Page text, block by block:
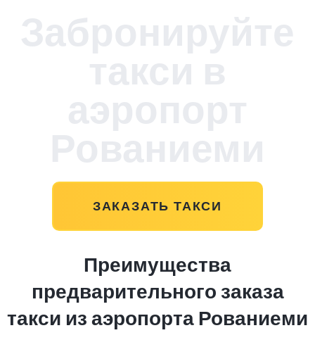
ЗАКАЗАТЬ ТАКСИ
Преимущества
предварительного заказа
такси из аэропорта Рованиеми